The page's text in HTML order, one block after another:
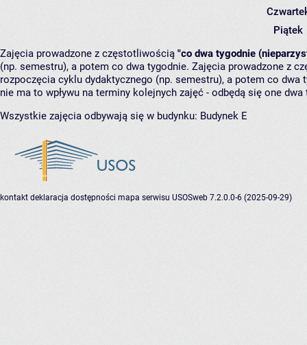
Piątek
Zajęcia prowadzone z częstotliwością "co dwa tygodnie
(np. semestru), a potem co dwa tygodnie. Zajęcia prowadzone z
rozpoczęcia cyklu dydaktycznego (np. semestru), a potem co
nie ma to wpływu na terminy kolejnych zajęć - odbędą się one
Wszystkie zajęcia odbywają się w budynku: Budynek E
kontakt deklaracja dostępności mapa serwisu USOSweb 7.2.0.0-6 (2025-09-29)